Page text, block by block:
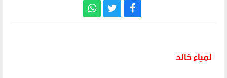
لمياء خالد